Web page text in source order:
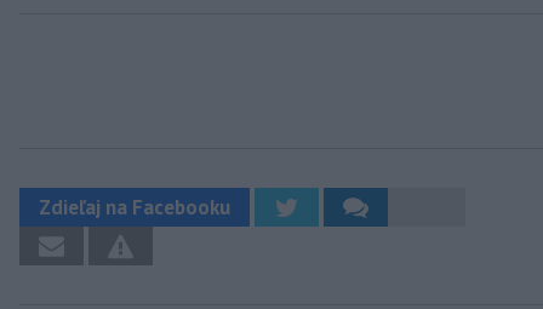
Zdieľaj na Facebooku